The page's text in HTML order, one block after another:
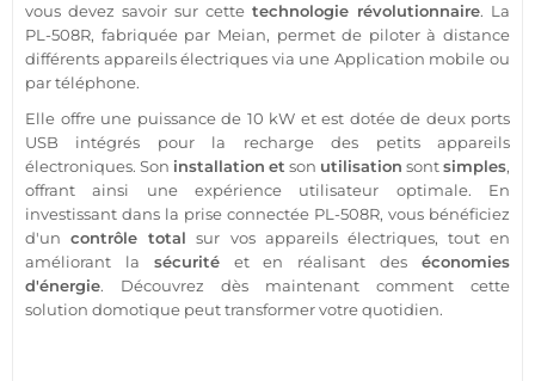
vous devez savoir sur cette technologie révolutionnaire. La
PL-508R, fabriquée par Meian, permet de piloter à distance
différents appareils électriques via une Application mobile ou
par téléphone.
Elle offre une puissance de 10 kW et est dotée de deux ports
USB intégrés pour la recharge des petits appareils
électroniques. Son installation et son utilisation sontsimples,
offrant ainsi une expérience utilisateur optimale. En
investissant dans la prise connectée PL-508R, vous bénéficiez
d'uncontrôle total sur vos appareils électriques, tout en
améliorant la sécuritéet en réalisant deséconomies
d'énergie. Découvrez dès maintenant comment cette
solution domotique peut transformer votre quotidien.